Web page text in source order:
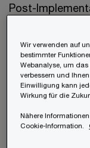
Post-
IFRS 16 zielt
Auswirkungen
bewerten, der
ursprünglich
IFRS 16 wurde
Wir verwenden auf
bestimmter
Webanalyse, um
verbessern und
Einwilligung kann
Wirkung für die
Nähere
Cookie-Information.